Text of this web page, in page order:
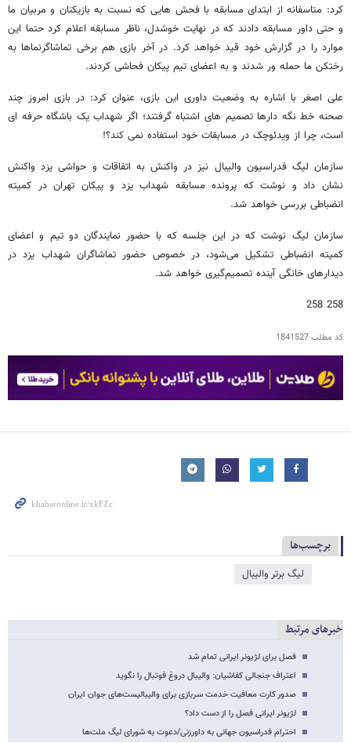
کرد: متاسفانه از ابتدای مسابقه با فحش هایی که نسبت به بازیکنان و مربیان ما
و حتی داور مسابقه دادند که در نهایت خوشدل، ناظر مسابقه اعلام کرد حتما این
موارد را در گزارش خود قید خواهد کرد. در آخر بازی هم برخی تماشاگرنماها به
رختکن ما حمله ور شدند و به اعضای تیم پیکان فحاشی کردند.
علی اصغر با اشاره به وضعیت داوری این بازی، عنوان کرد: در بازی امروز چند
صحنه خط نگه دارها تصمیم های اشتباه گرفتند؛ اگر شهداب یک باشگاه حرفه ای
است، چرا از ویدئوچک در مسابقات خود استفاده نمی کند؟!
سازمان لیگ فدراسیون والیبال نیز در واکنش به اتفاقات و حواشی یزد واکنش
نشان داد و نوشت که پرونده مسابقه شهداب یزد و پیکان تهران در کمیته
انضباطی بررسی خواهد شد.
سازمان لیگ نوشت که در این جلسه که با حضور نمایندگان دو تیم و اعضای
کمیته انضباطی تشکیل می‌شود، در خصوص حضور تماشاگران شهداب یزد در
دیدارهای خانگی آینده تصمیم‌گیری خواهد شد.
258 258
کد مطلب1841527
برچسب‌ها
لیگ برتر والیبال
خبرهای مرتبط
فصل برای لژیونر ایرانی تمام شد
اعتراف‌ جنجالی کفاشیان: والیبال دروغ فوتبال را نگوید
صدور کارت معافیت خدمت سربازی برای والیبالیست‌های جوان ایران
لژیونر ایرانی فصل را از دست داد؟
احترام فدراسیون جهانی به داورزنی/دعوت به شورای لیگ ملت‌ها